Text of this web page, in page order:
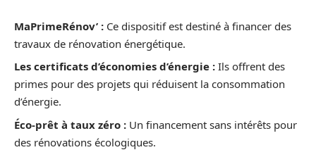
MaPrimeRénov’ : Ce dispositif est destiné à financer des
travaux de rénovation énergétique.
Les certificats d’économies d’énergie : Ils offrent des
primes pour des projets qui réduisent la consommation
d’énergie.
Éco-prêt à taux zéro : Un financement sans intérêts pour
des rénovations écologiques.